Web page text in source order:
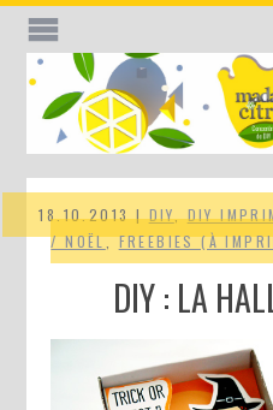
18.10.2013 |DIY,DIY
/ NOËL,FREEBIES (À
DIY : LA